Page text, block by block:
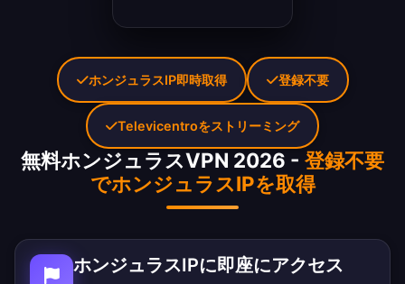
無料ホンジュラスVPN 2026 - 登録不要
でホンジュラスIPを取得
ホンジュラスIPに即座にアクセス
ホンジュラスIP即時取得 登録不要
Televicentroをストリーミング